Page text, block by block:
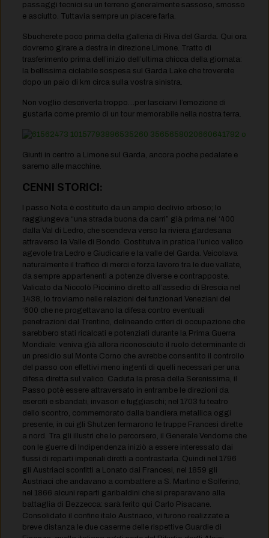
passaggi tecnici su un terreno generalmente sassoso, smosso
e asciutto. Tuttavia sempre un piacere farla.
Sbucherete poco prima della galleria di Riva del Garda. Qui ora
dovremo girare a destra in direzione Limone. Tratto di
trasferimento prima dell’inizio dell’ultima chicca della giornata:
la bellissima ciclabile sospesa sul Garda Lake che troverete
dopo un paio di km circa sulla vostra sinistra.
Non voglio descriverla troppo…per lasciarvi l’emozione di
gustarla come premio di un tour memorabile nella nostra terra.
Giunti in centro a Limone sul Garda, ancora poche pedalate e
saremo alle macchine.
CENNI STORICI:
l passo Nota è costituito da un ampio declivio erboso; lo
raggiungeva “una strada buona da carri” già prima nel ‘400
dalla Val di Ledro, che scendeva verso la riviera gardesana
attraverso la Valle di Bondo. Costituiva in pratica l’unico valico
agevole tra Ledro e Giudicarie e la valle del Garda. Veicolava
naturalmente il traffico di merci e forza lavoro tra le due vallate,
da sempre appartenenti a potenze diverse e contrapposte.
Valicato da Niccolò Piccinino diretto all’assedio di Brescia nel
1438, lo troviamo nelle relazioni dei funzionari Veneziani del
‘600 che ne progettavano la difesa contro eventuali
penetrazioni dal Trentino, delineando criteri di occupazione che
sarebbero stati ricalcati e potenziati durante la Prima Guerra
Mondiale: veniva già allora riconosciuto il ruolo determinante di
un presidio sul Monte Corno che avrebbe consentito il controllo
del passo con effettivi meno ingenti di quelli necessari per una
difesa diretta sul valico. Caduta la presa della Serenissima, il
Passo potè essere attraversato in entrambe le direzioni da
eserciti e sbandati, invasori e fuggiaschi; nel 1703 fu teatro
dello scontro, commemorato dalla bandiera metallica oggi
presente, in cui gli Shutzen fermarono le truppe Francesi dirette
a nord. Tra gli illustri che lo percorsero, il Generale Vendome che
con le guerre di Indipendenza iniziò a essere interessato dai
flussi di reparti imperiali diretti a contrastarla. Quindi nel 1796
gli Austriaci sconfitti a Lonato dai Francesi, nel 1859 gli
Austriaci che andavano a combattere a S. Martino e Solferino,
nel 1866 alcuni reparti garibaldini che si preparavano alla
battaglia di Bezzecca: sarà ferito qui Carlo Pisacane.
Consolidato il confine italo Austriaco, vi furono realizzate a
breve distanza le due caserme delle rispettive Guardie di